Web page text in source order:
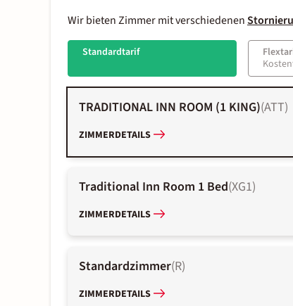
Wir bieten Zimmer mit verschiedenen
Standardtarif
TRADITIONAL INN ROOM (1 KING)(ATT)
ZIMMERDETAILS
Traditional Inn Room 1 Bed(XG1)
ZIMMERDETAILS
Standardzimmer(R)
ZIMMERDETAILS